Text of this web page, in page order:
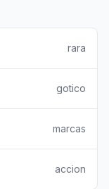
rara
gotico
marcas
accion